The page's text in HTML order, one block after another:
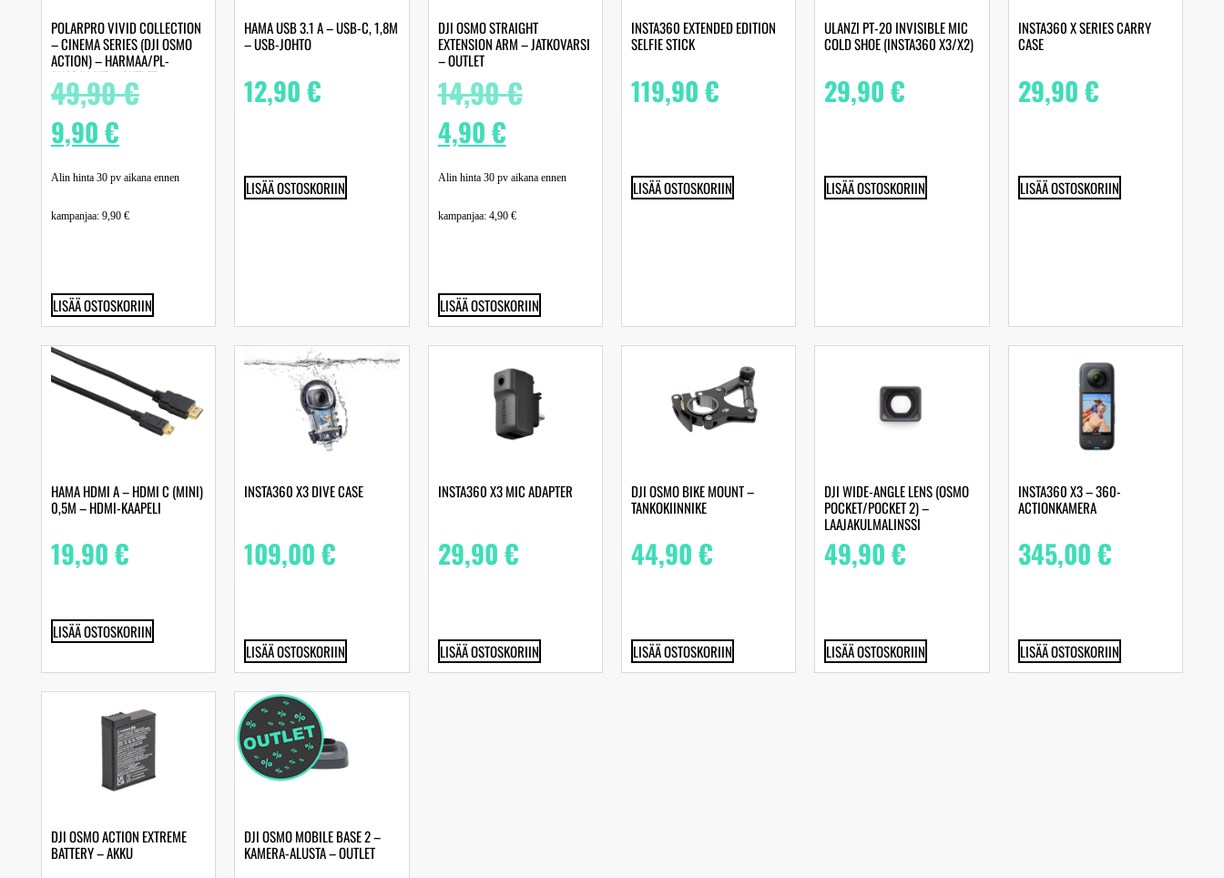
POLARPRO VIVID COLLECTION
– CINEMA SERIES (DJI OSMO
ACTION) – HARMAA/PL-
SUODIN KIT – OUTLET
49,90€
9,90€
Alin hinta 30 pv aikana ennen
kampanjaa: 9,90 €
LISÄÄ OSTOSKORIIN
HAMA USB 3.1 A – USB-C, 1,8M
– USB-JOHTO
12,90€
LISÄÄ OSTOSKORIIN
DJI OSMO STRAIGHT
EXTENSION ARM – JATKOVARSI
– OUTLET
14,90€
4,90€
Alin hinta 30 pv aikana ennen
kampanjaa: 4,90 €
LISÄÄ OSTOSKORIIN
INSTA360 EXTENDED EDITION
SELFIE STICK
119,90€
LISÄÄ OSTOSKORIIN
ULANZI PT-20 INVISIBLE MIC
COLD SHOE (INSTA360 X3/X2)
29,90€
LISÄÄ OSTOSKORIIN
INSTA360 X SERIES CARRY
CASE
29,90€
LISÄÄ OSTOSKORIIN
HAMA HDMI A – HDMI C (MINI)
0,5M – HDMI-KAAPELI
19,90€
LISÄÄ OSTOSKORIIN
INSTA360 X3 DIVE CASE
109,00€
LISÄÄ OSTOSKORIIN
INSTA360 X3 MIC ADAPTER
29,90€
LISÄÄ OSTOSKORIIN
DJI OSMO BIKE MOUNT –
TANKOKIINNIKE
44,90€
LISÄÄ OSTOSKORIIN
DJI WIDE-ANGLE LENS (OSMO
POCKET/POCKET 2) –
LAAJAKULMALINSSI
49,90€
LISÄÄ OSTOSKORIIN
INSTA360 X3 – 360-
ACTIONKAMERA
345,00€
LISÄÄ OSTOSKORIIN
DJI OSMO ACTION EXTREME
BATTERY – AKKU
DJI OSMO MOBILE BASE 2 –
KAMERA-ALUSTA – OUTLET